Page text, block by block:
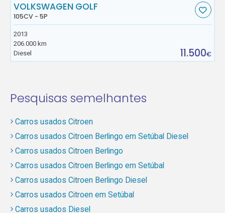
VOLKSWAGEN GOLF
105CV - 5P
2013
206.000 km
Diesel
11.500€
Pesquisas semelhantes
Carros usados Citroen
Carros usados Citroen Berlingo em Setúbal Diesel
Carros usados Citroen Berlingo
Carros usados Citroen Berlingo em Setúbal
Carros usados Citroen Berlingo Diesel
Carros usados Citroen em Setúbal
Carros usados Diesel